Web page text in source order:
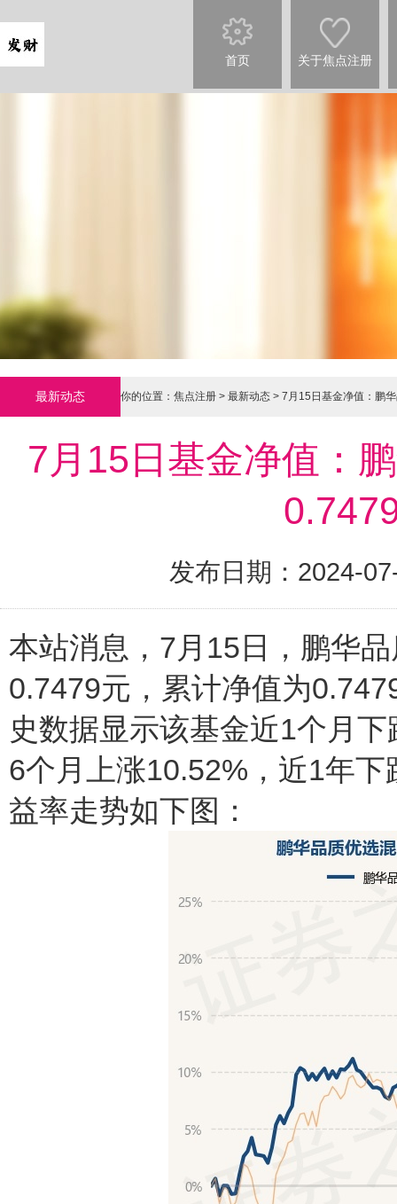
首页 关于焦点注册
最新动态 你的位置： 焦点注册 > 最新动态 > 7月15日基金净值：鹏
7月15日基金净值：
发布日期：2024-
本站消息，7月15日，鹏华
0.7479元，累计净值为
史数据显示该基金近1个月
6个月上涨10.52%，近1年
益率走势如下图：